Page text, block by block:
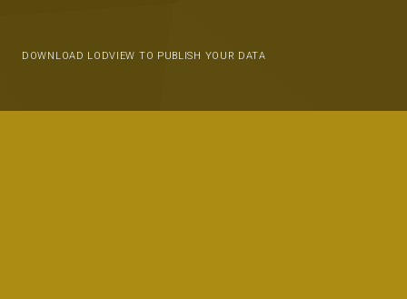
DOWNLOAD LODVIEW TO PUBLISH YOUR DATA